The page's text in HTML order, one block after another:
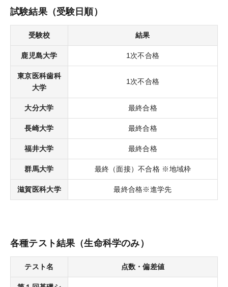
チュートリアル特別講義
各種テスト
過去問題・試験アンケート閲覧
受講生専用サイト
オリジナル情報誌＆メルマガ
お役立ち情報
試験結果（受験日順）
受験校 結果
鹿児島大学 1次不合格
東京医科歯科
大学
1次不合格
大分大学 最終合格
長崎大学 最終合格
福井大学 最終合格
群馬大学 最終（面接）不合格 ※地域枠
滋賀医科大学 最終合格※進学先
各種テスト結果（生命科学のみ）
テスト名 点数・偏差値